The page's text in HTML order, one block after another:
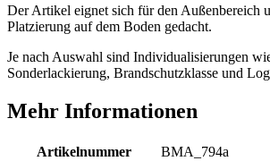
Der Artikel eignet sich für den Außenbereich
Platzierung auf dem Boden gedacht.
Je nach Auswahl sind Individualisierungen
Sonderlackierung, Brandschutzklasse und
Mehr Informationen
Artikelnummer
BMA_794a